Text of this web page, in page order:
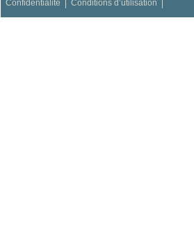
Confidentialité Conditions d’utilisation